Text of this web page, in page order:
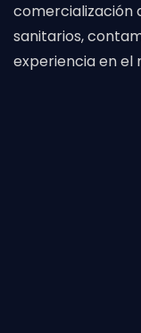
comercialización
sanitarios,
experiencia en el